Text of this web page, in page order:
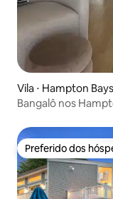
Vila ⋅ Hampton Bays
Bangalô nos
Preferido dos
Preferido dos